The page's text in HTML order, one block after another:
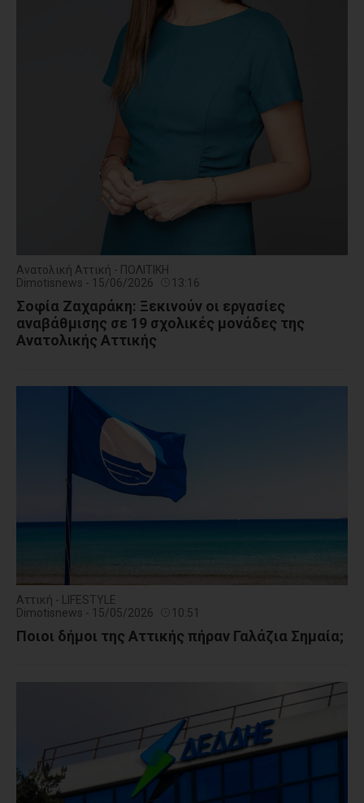
Ανατολική Αττική - ΠΟΛΙΤΙΚΗ
Dimotisnews - 15/06/2026
13:16
Σοφία Ζαχαράκη: Ξεκινούν οι εργασίες
αναβάθμισης σε 19 σχολικές μονάδες της
Ανατολικής Αττικής
Αττική - LIFESTYLE
Dimotisnews - 15/05/2026
10:51
Ποιοι δήμοι της Αττικής πήραν Γαλάζια Σημαία;